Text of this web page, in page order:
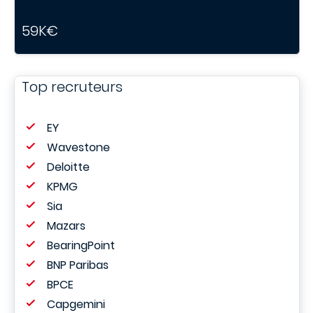
59K€
Top recruteurs
EY
Wavestone
Deloitte
KPMG
Sia
Mazars
BearingPoint
BNP Paribas
BPCE
Capgemini